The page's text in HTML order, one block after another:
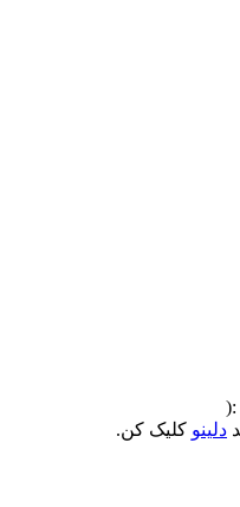
:(
دلینو کلیک کن.